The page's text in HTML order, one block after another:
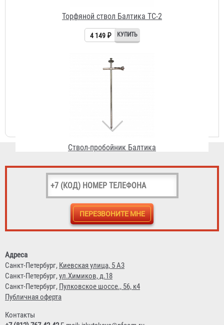
4 149 ₽
Ствол-пробойник Балтика
11 335 ₽
3 650 ₽
Адреса
Санкт-Петербург, Киевская улица, 5 А3
Санкт-Петербург,ул.Химиков, д.18
Санкт-Петербург, Пулковское шоссе., 56, к4
Публичная оферта
Контакты